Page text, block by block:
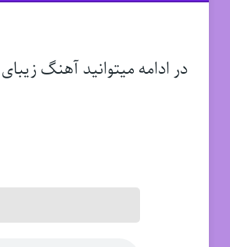
در ادامه میتوانید آهنگ